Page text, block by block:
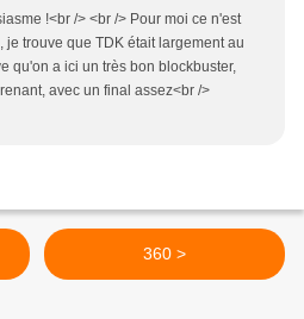
!<br /> <br /> Pour moi ce n'est
je trouve que TDK était largement au
qu'on a ici un très bon blockbuster,
avec un final assez<br />
360 >